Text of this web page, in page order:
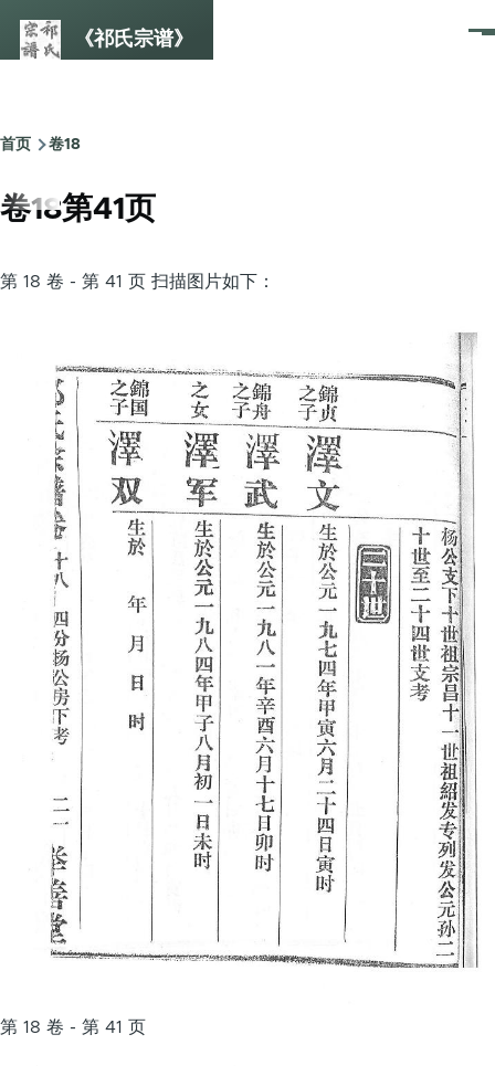
《祁氏宗谱》
菜
面
包
屑
首页 卷18
卷18第41页
第 18 卷 - 第 41 页 扫描图片如下：
第 18 卷 - 第 41 页